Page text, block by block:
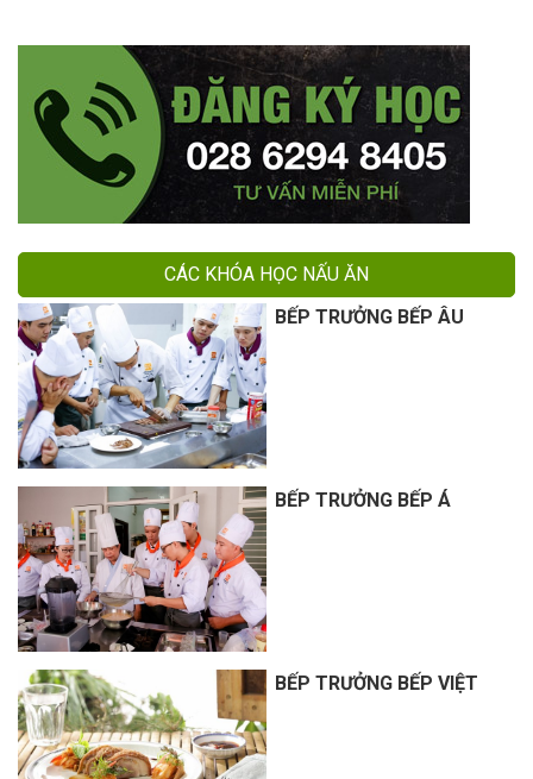
CÁC KHÓA HỌC NẤU ĂN
BẾP TRƯỞNG BẾP ÂU
BẾP TRƯỞNG BẾP Á
BẾP TRƯỞNG BẾP VIỆT